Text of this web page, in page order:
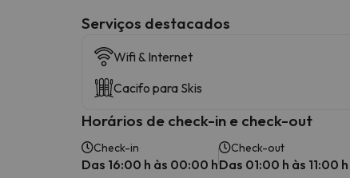
Serviços destacados
Wifi & Internet
Cacifo para Skis
Horários de check-in e check-out
Check-in
Das 16:00 h às 00:00 h
Check-out
Das 01:00 h às 11:00 h